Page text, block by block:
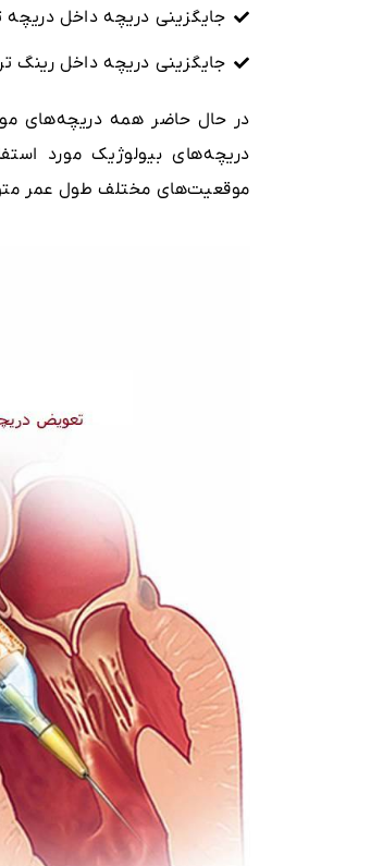
جایگزینی دریچه داخل
جایگزینی دریچه داخل رینگ
در حال حاضر همه‌ دریچه‌های
دریچه‌های بیولوژیک مورد
موقعیت‌های مختلف طول عمر متوسط ۱۰ تا ۱۵ سال